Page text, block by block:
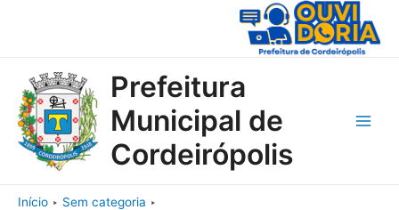
Prefeitura
Municipal de
Cordeirópolis
Início
Sem categoria